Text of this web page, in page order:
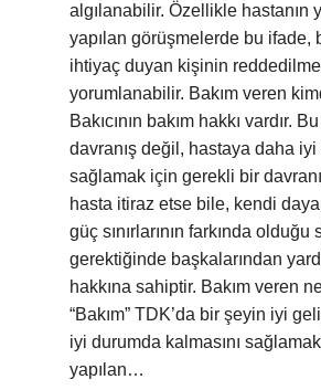
algılanabilir. Özellikle hastanın
yapılan görüşmelerde bu ifade,
ihtiyaç duyan kişinin
yorumlanabilir. Bakım veren
Bakıcının bakım hakkı vardır.
davranış değil, hastaya daha iyi
sağlamak için gerekli bir
hasta itiraz etse bile, kendi
güç sınırlarının farkında olduğu
gerektiğinde başkalarından
hakkına sahiptir. Bakım veren
“Bakım” TDK’da bir şeyin iyi
iyi durumda kalmasını
yapılan…